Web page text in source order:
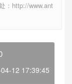
：http://www.ant
12 17:39:45